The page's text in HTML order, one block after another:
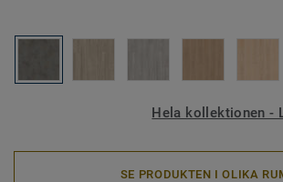
Hela kollektionen -
SE PRODUKTEN I OLIKA